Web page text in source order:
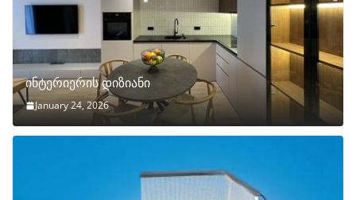
ინტერიერის დიზიანი
January 24, 2026